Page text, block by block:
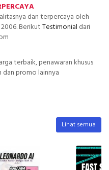
dan terpercaya oleh
BerikutTestimonial dari
terbaik, penawaran khusus
promo lainnya
Lihat semua